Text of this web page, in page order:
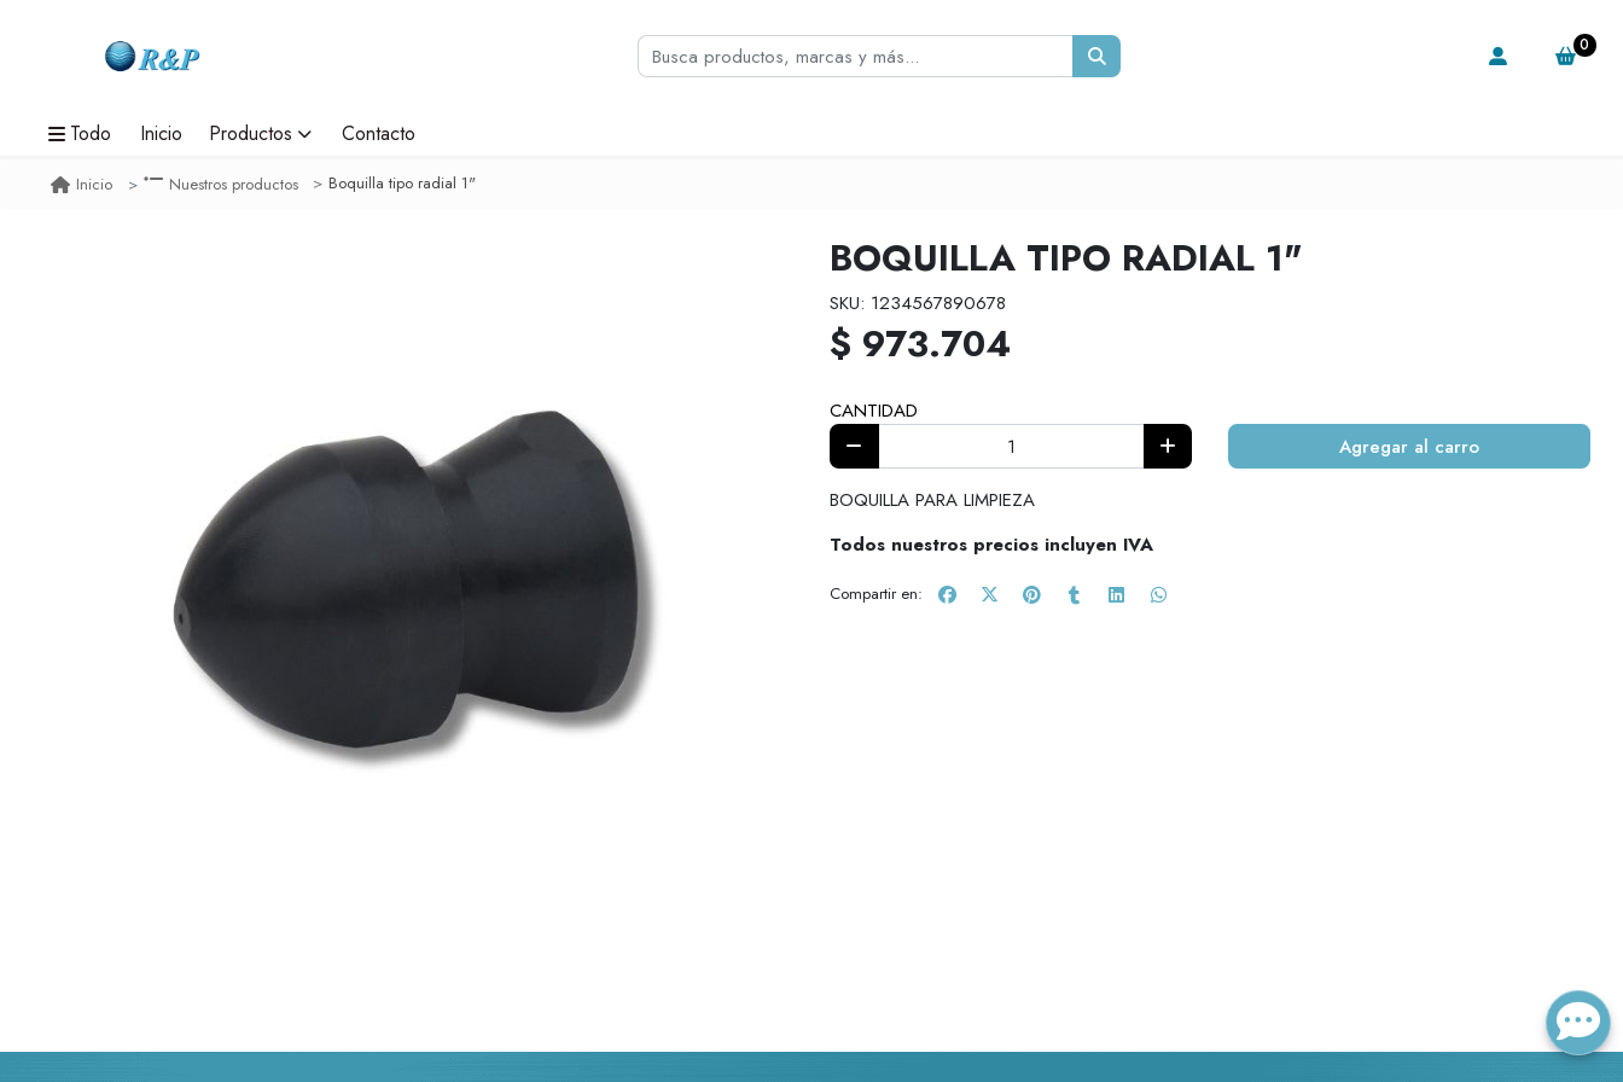
0
Todo Inicio Productos Contacto
Inicio Nuestros productos Boquilla tipo radial 1"
BOQUILLA TIPO RADIAL 1"
SKU: 1234567890678
$ 973.704
CANTIDAD
Agregar al carro
BOQUILLA PARA LIMPIEZA
Todos nuestros precios incluyen IVA
Compartir en: